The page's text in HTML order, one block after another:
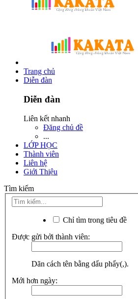
Trang chủ
Diễn đàn
Diễn đàn
Liên kết nhanh
Đăng chủ đề
...
LỚP HỌC
Thành viên
Liên hệ
Giới Thiệu
Tìm kiếm
Chỉ tìm trong tiêu đề
Được gửi bởi thành viên:
Dãn cách tên bằng dấu phẩy(,).
Mới hơn ngày: